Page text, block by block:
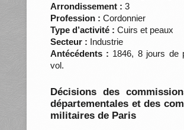
Arrondissement : 3
Profession : Cordonnier
Type d’activité : Cuirs et peaux
Secteur : Industrie
Antécédents : 1846, 8 jours de
vol.
Décisions des
départementales et des
militaires de Paris